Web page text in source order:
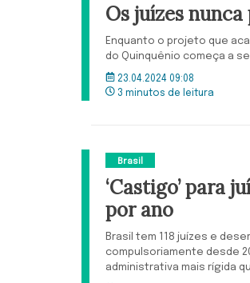
Os juízes
Enquanto o projeto que
do Quinquênio começa a
23.04.2024 09:08
3 minutos de leitura
Brasil
‘Castigo’ para
por ano
Brasil tem 118 juízes e
compulsoriamente desde
administrativa mais rígida